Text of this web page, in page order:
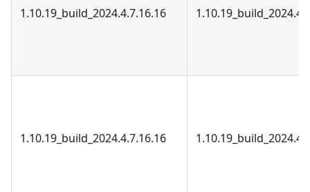
1.10.19_build_2024.4.7.16.16
1.10.19_build_2024.4.7.16.16